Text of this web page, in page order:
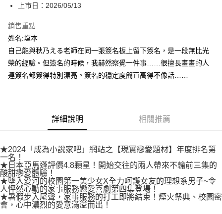
３．收到繳費通知簡訊後14天內，點擊此簡訊中的連結，可透過四大超商／
※ 請注意：結帳手續完成當下不需立刻繳費，但若您需要取消訂單，請聯絡
購買商品的店家。未經商家同意取消之訂單仍視為有效，需透過AFTEE先享
後付繳納相關費用。
※ 交易是否成功請以「AFTEE先享後付 」之結帳頁面顯示為準，若有關於
是否繳費成功／繳費後需取消欲退款等相關疑問，請聯繫「AFTEE先享後付
權轉讓予恩沛科技股份有限公司。
２．關於個人資料處理事宜，請瀏覽以下網址：
https://aftee.tw/terms/#terms3
「AFTEE先享後付」，若未經同意申辦者引起之損失，本公司不負相關責
任。
４．使用「AFTEE先享後付」時，將依據個別帳號之用戶狀況，依本公司即
時審查核予不同之上限額度；若仍有額度不足之情形，本公司將視審查結果
請求用戶進行身份認證。
５．嚴禁一人註冊多個帳號或使用他人資訊註冊。若發現惡意使用之情形，
恩沛科技股份有限公司將有權停止該用戶之使用額度並採取法律行動。
每筆NT$80，滿NT$500(含以上)免運費
每筆NT$80，滿NT$500(含以上)免運費
付款後萊爾富取貨
每筆NT$80，滿NT$500(含以上)免運費
付款後7-11取貨
每筆NT$80，滿NT$500(含以上)免運費
宅配
每筆NT$100，滿NT$800(含以上)免運費
國家/地區配送 查看運費
上市日：2026/05/13
銷售重點
姓名:塩本
自己能與秋乃える老師在同一張簽名板上留下簽名，是一段無比光
榮的經驗。但簽名的時候，我赫然察覺一件事……很擅長畫畫的人
連簽名都簽得特別漂亮。簽名的穩定度簡直高得不像話……
詳細說明 相關推薦
★2024「成為小說家吧」網站之【現實戀愛題材】年度排名第
一名！
★日本亞馬遜評價4.8顆星！開始交往的兩人帶來不輸前三集的
酸甜戀愛體驗！
★墜入愛河的校園第一美少女X全力呵護女友的理想系男子~令
人怦然心動的家事服務戀愛喜劇第四集登場！
★暑假步入尾聲，家事服務的打工即將結束！煙火祭典、校園密
會，心中濃烈的愛意滿溢而出！